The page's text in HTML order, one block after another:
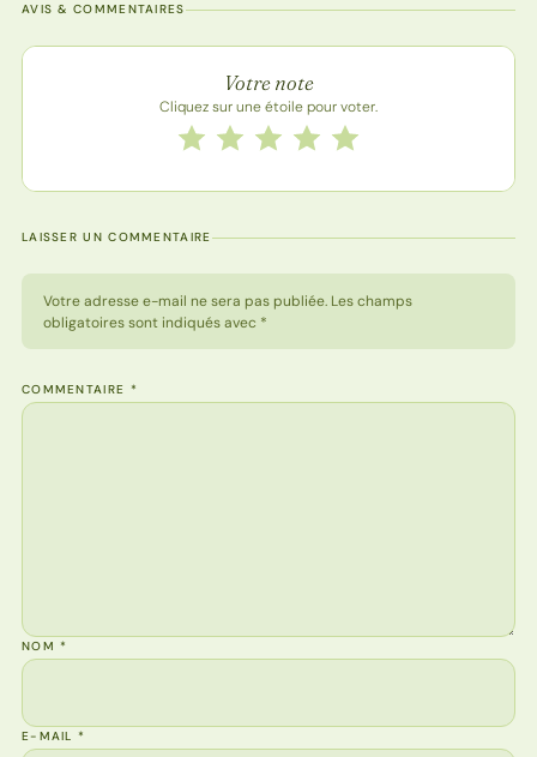
AVIS & COMMENTAIRES
Note de la recette
Votre note
Cliquez sur une étoile pour voter.
Notez cette recette de 1 à 5 étoiles
5 étoiles
4 étoiles
3 étoiles
2 étoiles
1 étoile
LAISSER UN COMMENTAIRE
Votre adresse e-mail ne sera pas publiée. Les champs
obligatoires sont indiqués avec *
COMMENTAIRE *
NOM*
E-MAIL*